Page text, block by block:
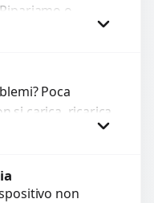
o
di ricarica guasti,
Poca
si carica, ricarica
non